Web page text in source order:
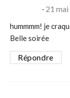
21
hummmm! je
Belle soirée
Répondre